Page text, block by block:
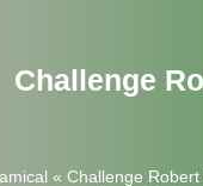
Challenge
« Challenge